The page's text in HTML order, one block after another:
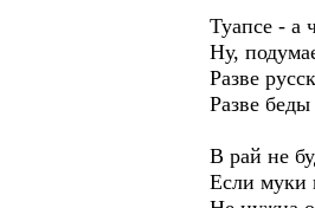
Туапсе - а
Ну,
Разве
Разве
В рай не
Если муки